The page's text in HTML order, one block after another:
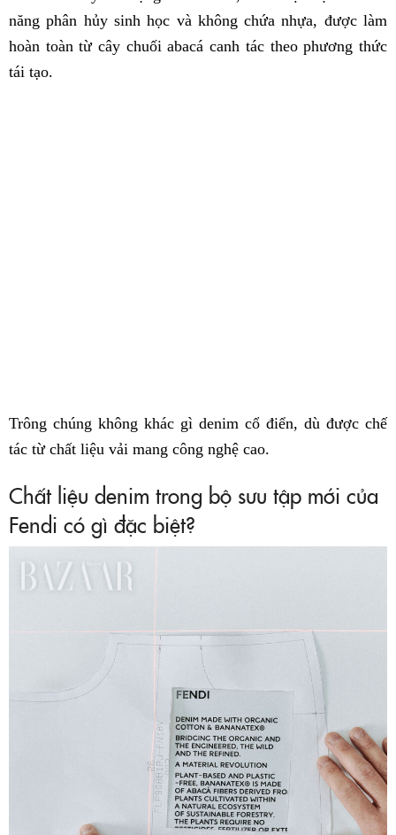
năng phân hủy sinh học và không chứa nhựa, được làm
hoàn toàn từ cây chuối abacá canh tác theo phương thức
tái tạo.
Trông chúng không khác gì denim cổ điển, dù được chế
tác từ chất liệu vải mang công nghệ cao.
Chất liệu denim trong bộ sưu tập mới của
Fendi có gì đặc biệt?